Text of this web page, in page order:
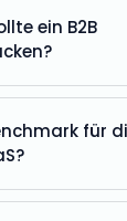
ein B2B
für